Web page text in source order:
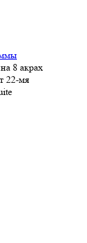
8 акрах
22-мя